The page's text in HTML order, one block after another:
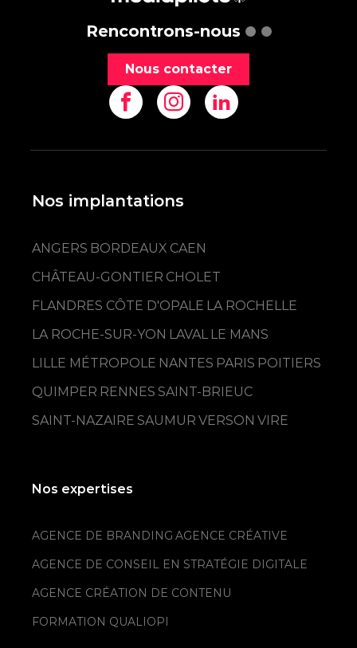
Rencontrons-nous
Nous contacter
Nos implantations
ANGERS BORDEAUX CAEN
CHÂTEAU-GONTIER CHOLET
FLANDRES CÔTE D'OPALE LA ROCHELLE
LA ROCHE-SUR-YON LAVAL LE MANS
LILLE MÉTROPOLE NANTES PARIS POITIERS
QUIMPER RENNES SAINT-BRIEUC
SAINT-NAZAIRE SAUMUR VERSON VIRE
Nos expertises
AGENCE DE BRANDING AGENCE CRÉATIVE
AGENCE DE CONSEIL EN STRATÉGIE DIGITALE
AGENCE CRÉATION DE CONTENU
FORMATION QUALIOPI